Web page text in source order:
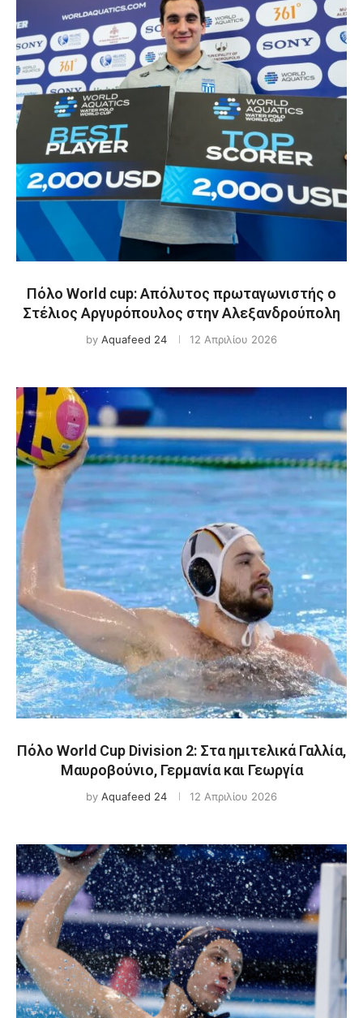
Πόλο World cup: Απόλυτος πρωταγωνιστής ο
Στέλιος Αργυρόπουλος στην Αλεξανδρούπολη
by Aquafeed 24 12 Απριλίου 2026
Πόλο World Cup Division 2: Στα ημιτελικά Γαλλία,
Μαυροβούνιο, Γερμανία και Γεωργία
by Aquafeed 24 12 Απριλίου 2026